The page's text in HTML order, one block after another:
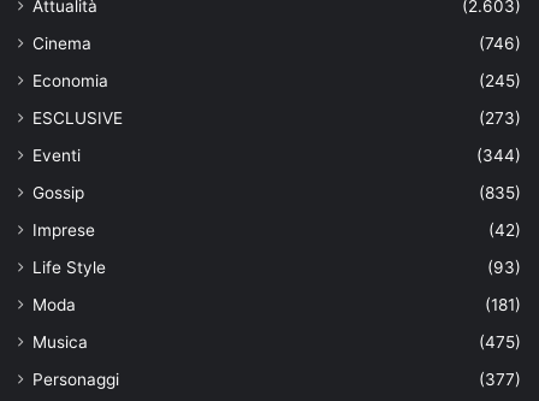
Attualità
(2.603)
Cinema
(746)
Economia
(245)
ESCLUSIVE
(273)
Eventi
(344)
Gossip
(835)
Imprese
(42)
Life Style
(93)
Moda
(181)
Musica
(475)
Personaggi
(377)